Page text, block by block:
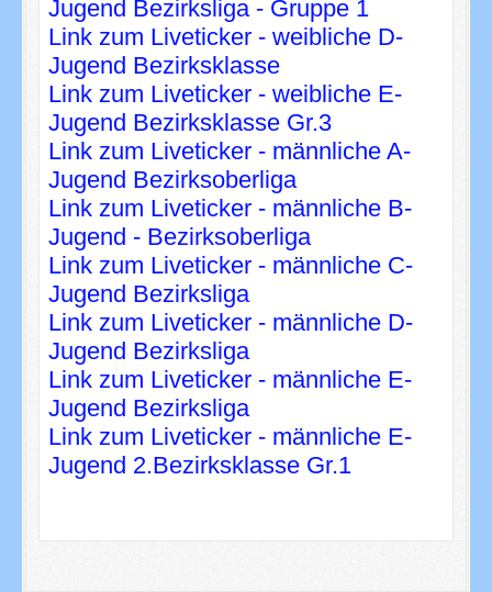
Jugend Bezirksliga - Gruppe 1
Link zum Liveticker - weibliche D-
Jugend Bezirksklasse
Link zum Liveticker - weibliche E-
Jugend Bezirksklasse Gr.3
Link zum Liveticker - männliche A-
Jugend Bezirksoberliga
Link zum Liveticker - männliche B-
Jugend - Bezirksoberliga
Link zum Liveticker - männliche C-
Jugend Bezirksliga
Link zum Liveticker - männliche D-
Jugend Bezirksliga
Link zum Liveticker - männliche E-
Jugend Bezirksliga
Link zum Liveticker - männliche E-
Jugend 2.Bezirksklasse Gr.1